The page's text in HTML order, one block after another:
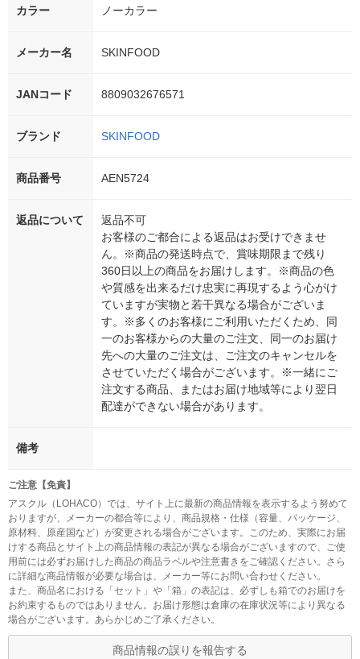
カラー ノーカラー
メーカー名 SKINFOOD
JANコード 8809032676571
ブランド SKINFOOD
商品番号 AEN5724
返品について
返品不可
お客様のご都合による返品はお受けできませ
ん。※商品の発送時点で、賞味期限まで残り
360日以上の商品をお届けします。※商品の色
や質感を出来るだけ忠実に再現するよう心がけ
ていますが実物と若干異なる場合がございま
す。※多くのお客様にご利用いただくため、同
一のお客様からの大量のご注文、同一のお届け
先への大量のご注文は、ご注文のキャンセルを
させていただく場合がございます。※一緒にご
注文する商品、またはお届け地域等により翌日
配達ができない場合があります。
備考
ご注意【免責】
アスクル（LOHACO）では、サイト上に最新の商品情報を表示するよう努めて
おりますが、メーカーの都合等により、商品規格・仕様（容量、パッケージ、
原材料、原産国など）が変更される場合がございます。このため、実際にお届
けする商品とサイト上の商品情報の表記が異なる場合がございますので、ご使
用前には必ずお届けした商品の商品ラベルや注意書きをご確認ください。さら
に詳細な商品情報が必要な場合は、メーカー等にお問い合わせください。
また、商品名における「セット」や「箱」の表記は、必ずしも箱でのお届けを
お約束するものではありません。お届け形態は倉庫の在庫状況等により異なる
場合がございます。あらかじめご了承ください。
商品情報の誤りを報告する